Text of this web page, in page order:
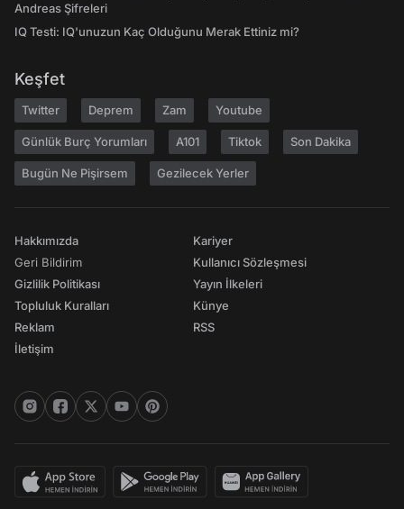
Andreas Şifreleri
IQ Testi: IQ'unuzun Kaç Olduğunu Merak Ettiniz mi?
Keşfet
Twitter Deprem Zam Youtube
Günlük Burç Yorumları A101 Tiktok Son Dakika
Bugün Ne Pişirsem Gezilecek Yerler
Hakkımızda
Geri Bildirim
Gizlilik Politikası
Topluluk Kuralları
Reklam
İletişim
Kariyer
Kullanıcı Sözleşmesi
Yayın İlkeleri
Künye
RSS